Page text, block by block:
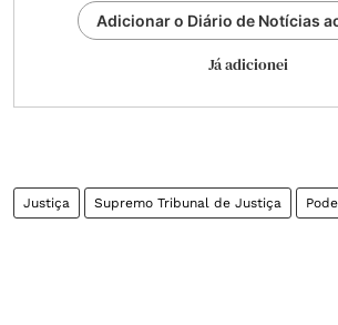
Adicionar o Diário de Notícias
Já adicionei
Justiça Supremo Tribunal de Justiça